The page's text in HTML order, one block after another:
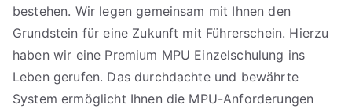
bestehen. Wir legen gemeinsam mit Ihnen den
Grundstein für eine Zukunft mit Führerschein. Hierzu
haben wir eine Premium MPU Einzelschulung ins
Leben gerufen. Das durchdachte und bewährte
System ermöglicht Ihnen die MPU-Anforderungen